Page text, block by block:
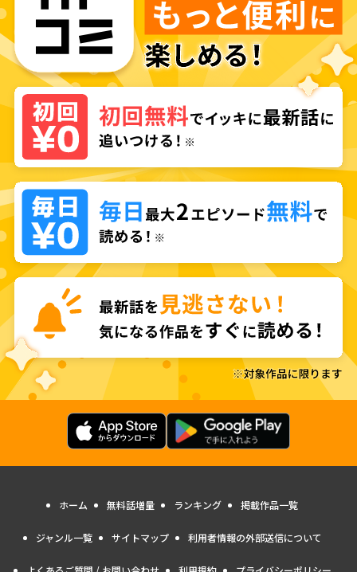
ホーム 無料話増量 ランキング 掲載作品一覧
ジャンル一覧 サイトマップ 利用者情報の外部送信について